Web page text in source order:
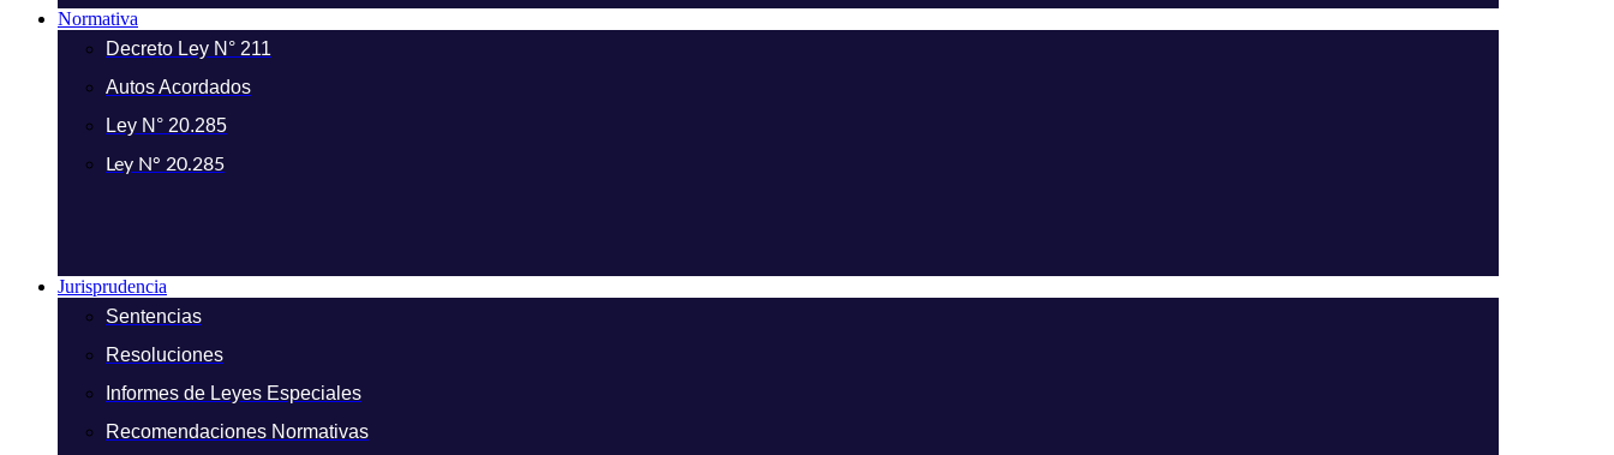
Normativa
Decreto Ley N° 211
Autos Acordados
Ley N° 20.285
Ley N° 20.285
Jurisprudencia
Sentencias
Resoluciones
Informes de Leyes Especiales
Recomendaciones Normativas